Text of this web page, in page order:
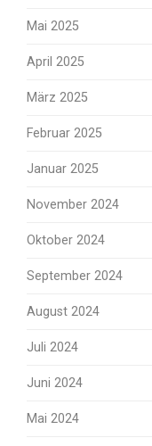
Mai 2025
April 2025
März 2025
Februar 2025
Januar 2025
November 2024
Oktober 2024
September 2024
August 2024
Juli 2024
Juni 2024
Mai 2024